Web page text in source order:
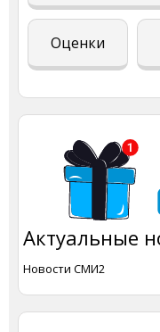
Оценки
Актуальные
Новости СМИ2